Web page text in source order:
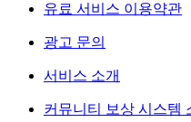
유료 서비스 이용약관
광고 문의
서비스 소개
커뮤니티 보상 시스템